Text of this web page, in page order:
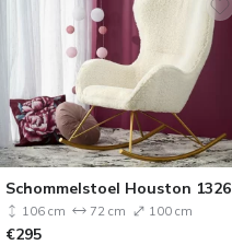
Schommelstoel Houston 1326
106 cm 72 cm 100 cm
€295